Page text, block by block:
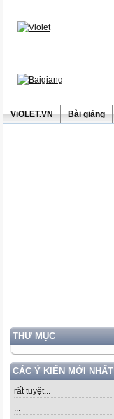
ViOLET.VN Bài giảng
THƯ MỤC
CÁC Ý KIẾN MỚI NHẤT
rất tuyệt...
...